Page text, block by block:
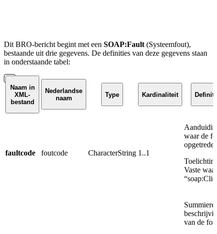
Dit BRO-bericht begint met een SOAP:Fault(Systeemfout),
bestaande uit drie gegevens. De definities van deze gegevens staan
in onderstaande tabel:
Naam in
XML-
bestand
Nederlandse
naam
Type Kardinaliteit
faultcode foutcode CharacterString 1..1
waar de
Vaste
Summiere
van de